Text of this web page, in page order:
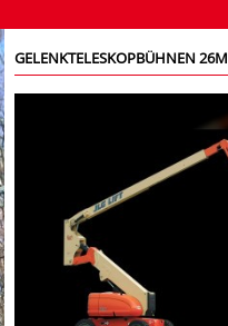
GELENKTELESKOPBÜHNEN 26M